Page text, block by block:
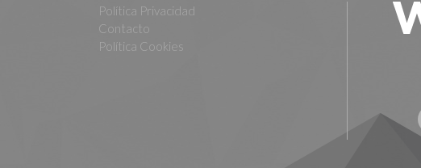
Política Privacidad
Contacto
Política Cookies